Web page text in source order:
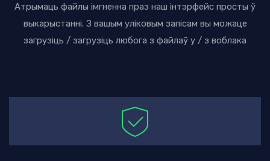
Атрымаць файлы імгненна праз наш інтэрфейс просты ў
выкарыстанні. З вашым уліковым запісам вы можаце
загрузіць / загрузіць любога з файлаў у / з воблака